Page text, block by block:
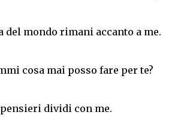
del mondo rimani accanto a me.
cosa mai posso fare per te?
dividi con me.